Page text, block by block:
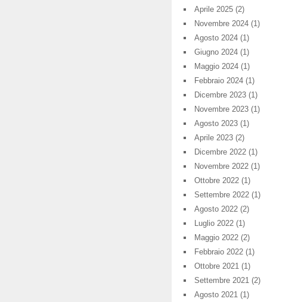
Aprile 2025 (2)
Novembre 2024 (1)
Agosto 2024 (1)
Giugno 2024 (1)
Maggio 2024 (1)
Febbraio 2024 (1)
Dicembre 2023 (1)
Novembre 2023 (1)
Agosto 2023 (1)
Aprile 2023 (2)
Dicembre 2022 (1)
Novembre 2022 (1)
Ottobre 2022 (1)
Settembre 2022 (1)
Agosto 2022 (2)
Luglio 2022 (1)
Maggio 2022 (2)
Febbraio 2022 (1)
Ottobre 2021 (1)
Settembre 2021 (2)
Agosto 2021 (1)